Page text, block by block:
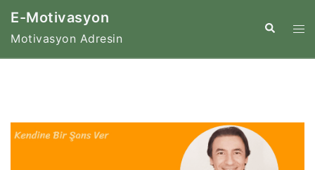
İçeriğe
E-Motivasyon
Motivasyon Adresin
Search